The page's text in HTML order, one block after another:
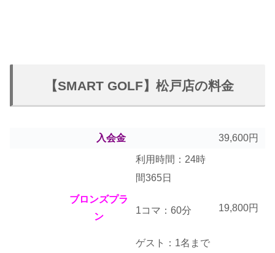
【SMART GOLF】松戸店の料金
入会金 39,600円
ブロンズプラ
ン
利用時間：24時
間365日
1コマ：60分
ゲスト：1名まで
19,800円